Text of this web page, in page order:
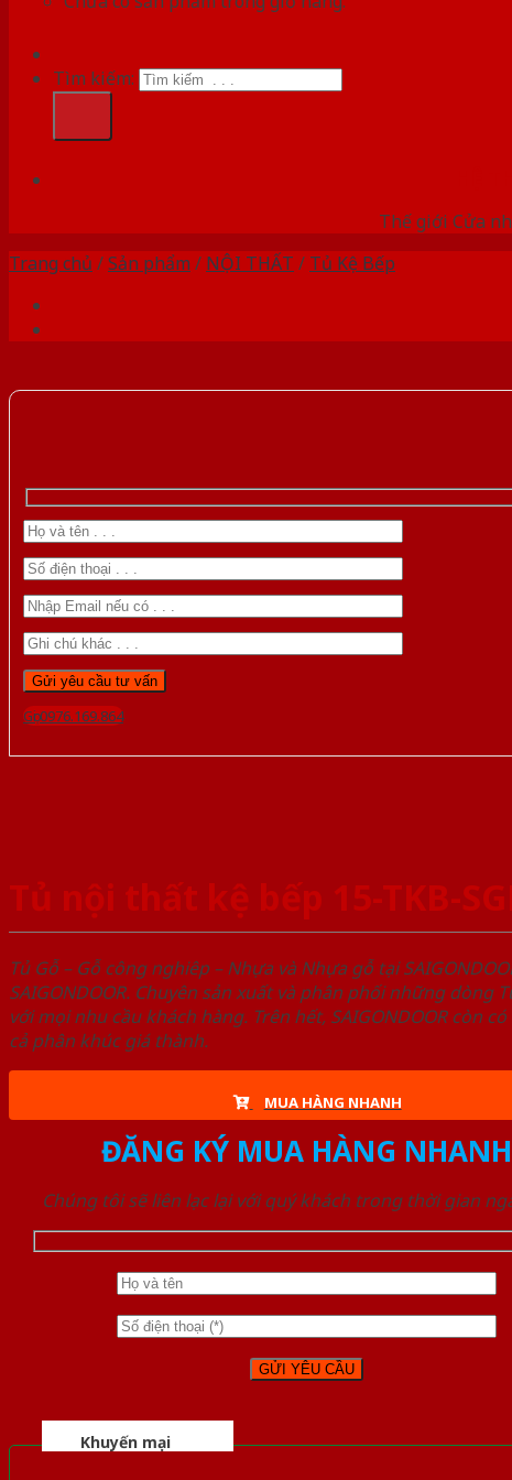
Tìm kiếm:
Thế giới Cửa
Trang chủ /Sản phẩm / NỘI THẤT / Tủ Kệ Bếp
Gọi 0976.169.864
Tủ nội thất kệ bếp 15-TKB-
Tủ Gỗ – Gỗ công nghiêp – Nhựa và Nhựa gỗ tại
SAIGONDOOR. Chuyên sản xuất và phân phối những
với mọi nhu cầu khách hàng. Trên hết, SAIGONDOOR còn
cả phân khúc giá thành.
MUA HÀNG NHANH
ĐĂNG KÝ MUA HÀNG NHANH
Chúng tôi sẽ liên lạc lại với quý khách trong thời gian
Khuyến mại